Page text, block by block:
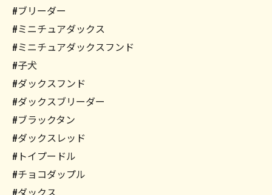
#ブリーダー
#ミニチュアダックス
#ミニチュアダックスフンド
#子犬
#ダックスフンド
#ダックスブリーダー
#ブラックタン
#ダックスレッド
#トイプードル
#チョコダップル
#ダックス